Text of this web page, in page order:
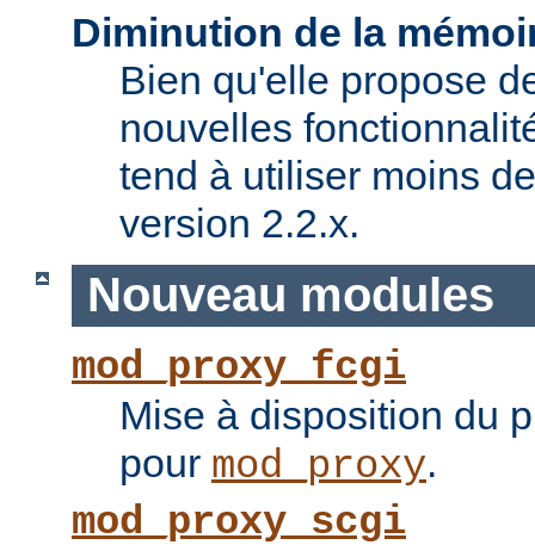
Diminution de la
Bien qu'elle propose
nouvelles
tend à utiliser moins
version 2.2.x.
Nouveau modules
mod_proxy_fcgi
Mise à disposition du
pour mod_proxy.
mod_proxy_scgi